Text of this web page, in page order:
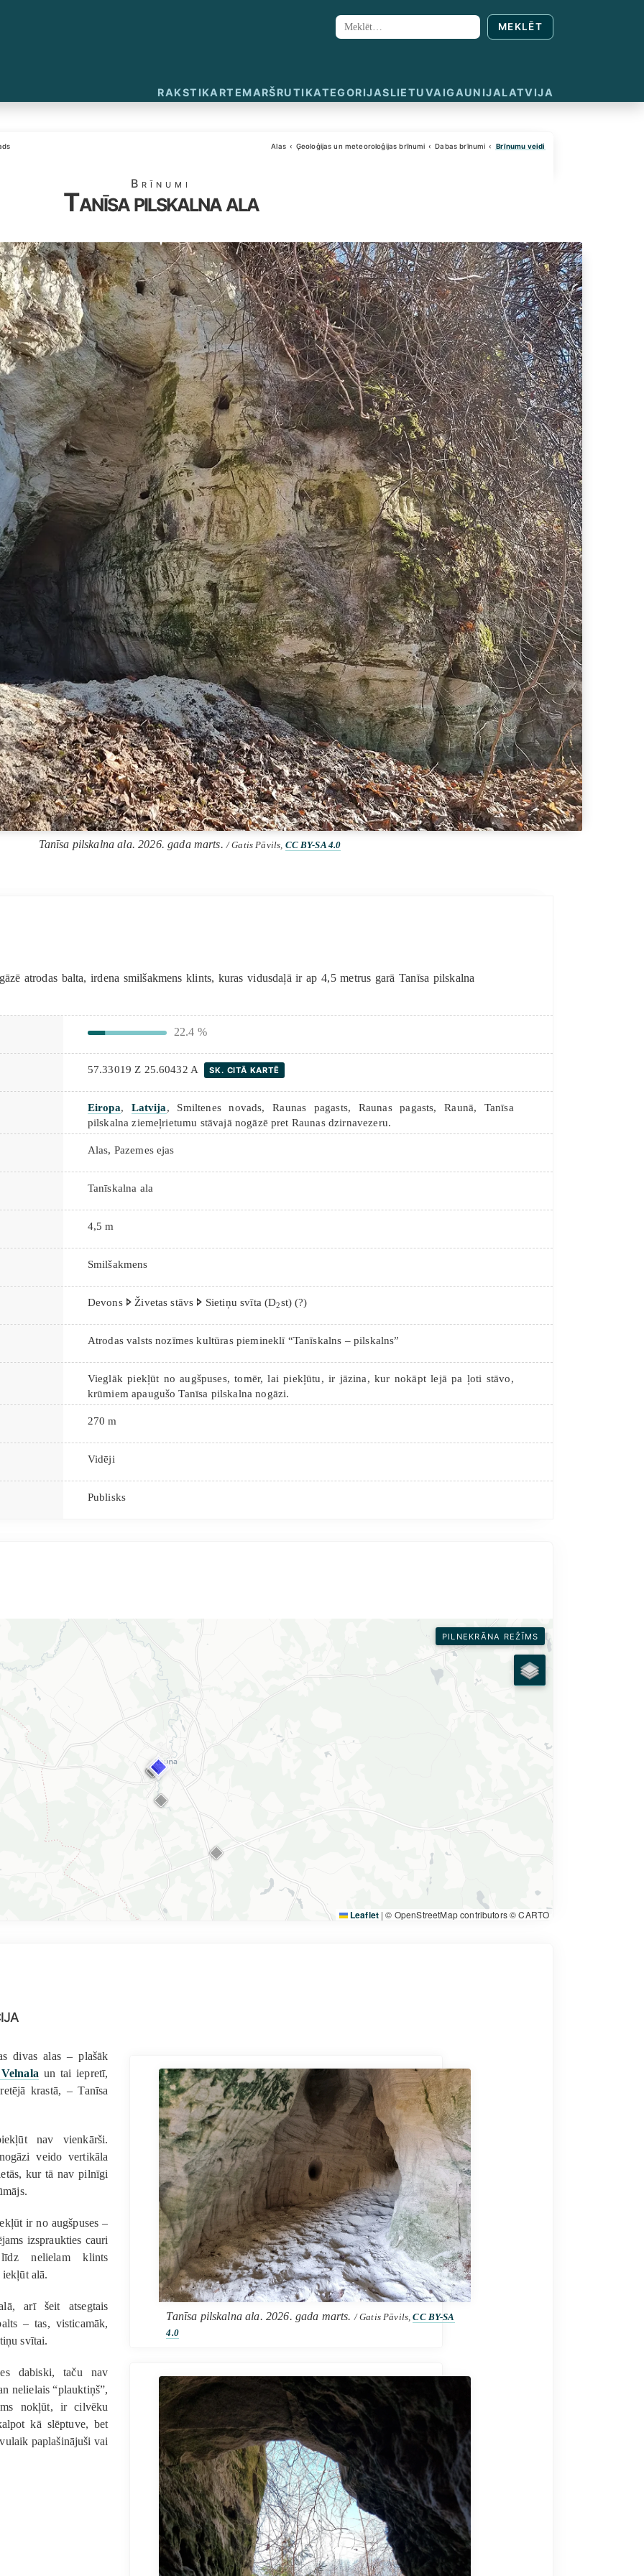
RAKSTIKARTEMARŠRUTI KATEGORIJASLIETUVA IGAUNIJALATVIJA
Meklēt: MEKLĒT
Alas Ģeoloģijas un meteoroloģijas brīnumi Dabas brīnumi Brīnumu veidi
Brīnumi
Tanīsa pilskalna ala
Tanīsa pilskalna ala. 2026. gada marts. / Gatis Pāvils, CC BY-SA 4.0
atrodas balta, irdena smilšakmens klints, kuras vidusdaļā ir ap 4,5 metrus garā Tanīsa pilskalna
22.4 %
57.33019 Z 25.60432 A SK. CITĀ KARTĒ
Eiropa, Latvija, Smiltenes novads, Raunas pagasts, Raunas pagasts, Raunā, Tanīsa
pilskalna ziemeļrietumu stāvajā nogāzē pret Raunas dzirnavezeru.
Alas, Pazemes ejas
Tanīskalna ala
4,5 m
Smilšakmens
Devons 🢖 Živetas stāvs 🢖 Sietiņu svīta (D2st) (?)
Atrodas valsts nozīmes kultūras piemineklī “Tanīskalns – pilskalns”
Vieglāk piekļūt no augšpuses, tomēr, lai piekļūtu, ir jāzina, kur nokāpt lejā pa ļoti stāvo,
krūmiem apaugušo Tanīsa pilskalna nogāzi.
270 m
Vidēji
Publisks
PILNEKRĀNA REŽĪMS
Leaflet | © OpenStreetMap contributors © CARTO
Tanīsa pilskalna ala. 2026. gada marts. / Gatis Pāvils,CC BY-SA
4.0
divas alas – plašāk
un tai iepretī,
krastā, – Tanīsa
nav vienkārši.
veido vertikāla
kur tā nav pilnīgi
ir no augšpuses –
izspraukties cauri
nelielam klints
alā.
arī šeit atsegtais
– tas, visticamāk,
svītai.
dabiski, taču nav
nelielais “plauktiņš”,
nokļūt, ir cilvēku
kā slēptuve, bet
paplašinājuši vai